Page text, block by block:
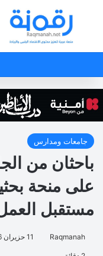
بحث عن
جامعات ومدارس
باحثان من
على منحة
مستقبل
Raqmanah 11 حزيران 2026